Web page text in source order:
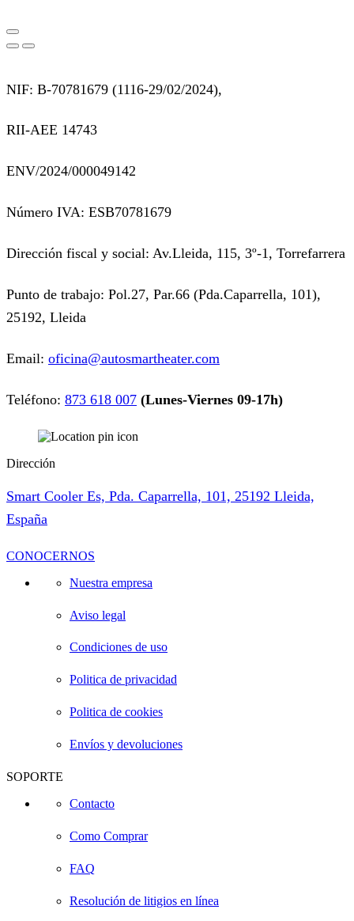
NIF: B-70781679 (1116-29/02/2024),
RII-AEE 14743
ENV/2024/000049142
Número IVA: ESB70781679
Dirección fiscal y social: Av.Lleida, 115, 3º-1, Torrefarrera
Punto de trabajo: Pol.27, Par.66 (Pda.Caparrella, 101),
25192, Lleida
Email: oficina@autosmartheater.com
Teléfono: 873 618 007 (Lunes-Viernes 09-17h)
Dirección
Smart Cooler Es, Pda. Caparrella, 101, 25192 Lleida,
España
CONOCERNOS
Nuestra empresa
Aviso legal
Condiciones de uso
Politica de privacidad
Politica de cookies
Envíos y devoluciones
SOPORTE
Contacto
Como Comprar
FAQ
Resolución de litigios en línea